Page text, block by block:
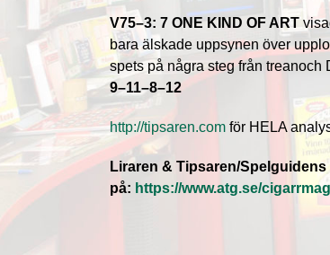
V75–3: 7 ONE KIND OF ART
bara älskade uppsynen över
spets på några steg från treanoch
9–11–8–12
http://tipsaren.com för HELA
Liraren & Tipsaren/
på: https://www.atg.se/